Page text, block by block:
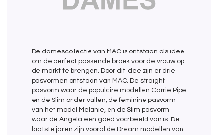
De damescollectie van MAC is ontstaan als idee
om de perfect passende broek voor de vrouw op
de markt te brengen. Door dit idee zijn er drie
pasvormen ontstaan van MAC. De straight
pasvorm waar de populaire modellen Carrie Pipe
en de Slim onder vallen, de feminine pasvorm
van het model Melanie, en de Slim pasvorm
waar de Angela een goed voorbeeld van is. De
laatste jaren zijn vooral de Dream modellen van